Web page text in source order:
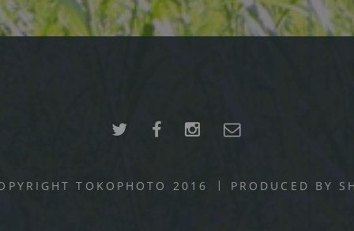
TOKOPHOTO 2016 PRODUCED BY